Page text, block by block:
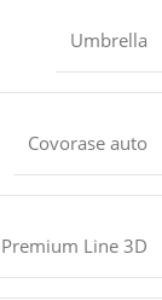
Umbrella
Covorase auto
Premium Line 3D